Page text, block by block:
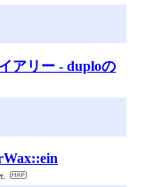
アリー - duploの